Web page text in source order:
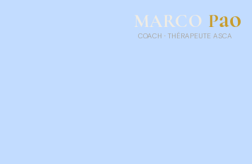
MARCO Pao
COACH · THÉRAPEUTE ASCA